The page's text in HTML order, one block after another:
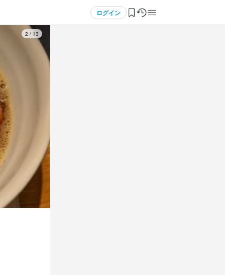
ログイン
3 / 13